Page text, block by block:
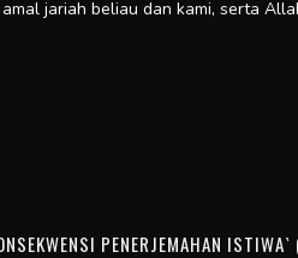
jariah beliau dan kami, serta
PENERJEMAHAN